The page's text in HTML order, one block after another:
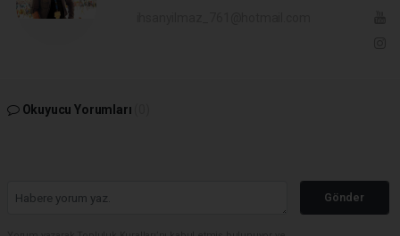
Okuyucu Yorumları
Gönder